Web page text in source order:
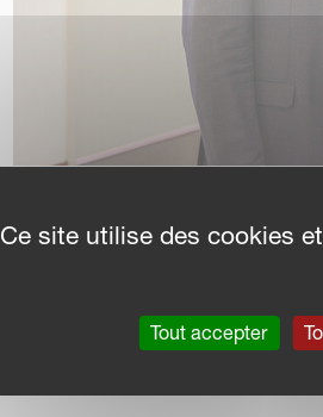
Ton van
au milieu des années 80, qui est
le tracteur et l'outil. Cela a permis
Ce site utilise des cookies
Tout accepter